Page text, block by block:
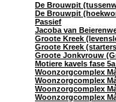
De Brouwpit
De Brouwpit
Passief
Jacoba van
Groote Kreek
Groote Kreek
Groote Jonkvrouw
Motiere kavels fase
Woonzorgcomplex
Woonzorgcomplex
Woonzorgcomplex
Woonzorgcomplex